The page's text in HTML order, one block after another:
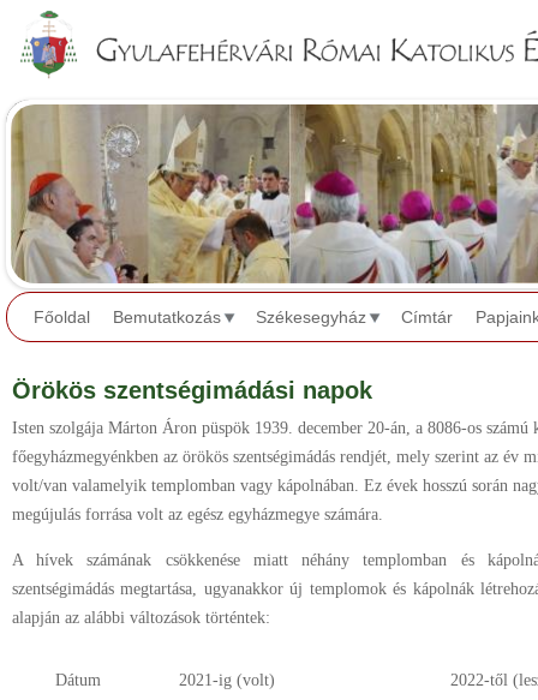
Főoldal Bemutatkozás Székesegyház Címtár
Örökös szentségimádási napok
Isten szolgája Márton Áron püspök 1939. december 20-án, a 8086-os számú
főegyházmegyénkben az örökös szentségimádás rendjét, mely szerint az év
volt/van valamelyik templomban vagy kápolnában. Ez évek hosszú során
megújulás forrása volt az egész egyházmegye számára.
A hívek számának csökkenése miatt néhány templomban és
szentségimádás megtartása, ugyanakkor új templomok és kápolnák
alapján az alábbi változások történtek:
Dátum 2021-ig (volt) 2022-től